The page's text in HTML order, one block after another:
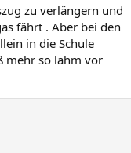
zu verlängern und
fährt . Aber bei den
in die Schule
mehr so lahm vor